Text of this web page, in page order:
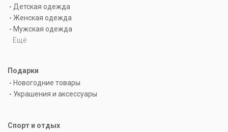
- Детская одежда
- Женская одежда
- Мужская одежда
Ещё
Подарки
- Новогодние товары
- Украшения и аксессуары
Спорт и отдых